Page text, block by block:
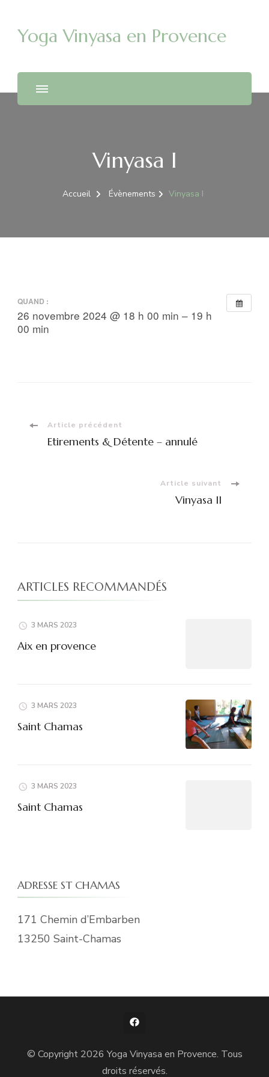
Yoga Vinyasa en Provence
Vinyasa I
Accueil Évènements Vinyasa I
QUAND :
26 novembre 2024 @ 18 h 00 min – 19 h
00 min
Navigation
Article précédent
Etirements & Détente – annulé
Article suivant
Vinyasa II
ARTICLES RECOMMANDÉS
3 MARS 2023
Aix en provence
3 MARS 2023
Saint Chamas
3 MARS 2023
Saint Chamas
ADRESSE ST CHAMAS
171 Chemin d’Embarben
13250 Saint-Chamas
© Copyright 2026Yoga Vinyasa en Provence. Tous
droits réservés.